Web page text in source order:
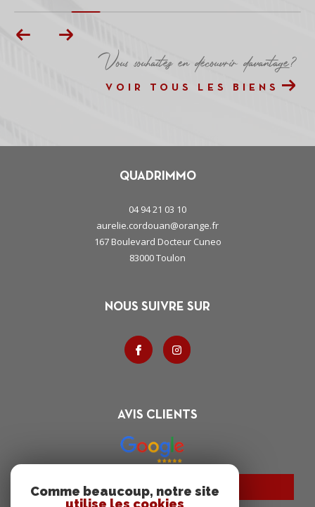
Vous souhaitez en découvrir davantage?
VOIR TOUS LES BIENS
QUADRIMMO
04 94 21 03 10
aurelie.cordouan@orange.fr
167 Boulevard Docteur Cuneo
83000
toulon
NOUS SUIVRE SUR
AVIS CLIENTS
Charte RGPD
Comme beaucoup, notre site
utilise les cookies